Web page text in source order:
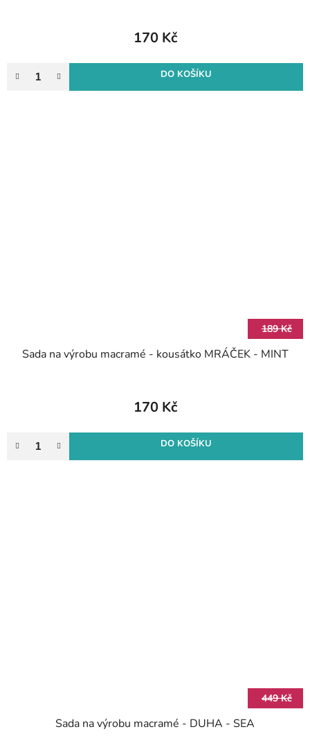
170 Kč
DO KOŠÍKU
189 Kč
Sada na výrobu macramé - kousátko MRÁČEK - MINT
170 Kč
DO KOŠÍKU
449 Kč
Sada na výrobu macramé - DUHA - SEA